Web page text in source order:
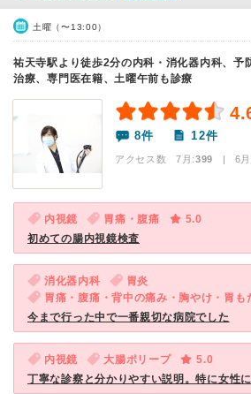
土曜（〜13:00）
祐天寺駅より徒歩2分の内科・消化器内科、予
治療、専門医在籍、土曜午前も診療
8件 12件
アクセス数 7月:399 | 6月
内視鏡 胃痛・腹痛
5.0
初めての腸内視鏡検査
消化器内科
胃炎
胃痛・腹痛・背中の痛み・胸やけ・胃も
今まで行った中で一番親切な病院でした
内視鏡 大腸ポリープ
5.0
丁寧な診察と分かりやすい説明。特に女性